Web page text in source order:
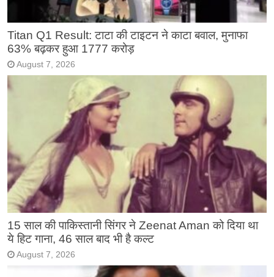
Titan Q1 Result: टाटा की टाइटन ने काटा बवाल, मुनाफा
63% बढ़कर हुआ 1777 करोड़
August 7, 2026
15 साल की पाकिस्तानी सिंगर ने Zeenat Aman को दिया था
ये हिट गाना, 46 साल बाद भी है कल्ट
August 7, 2026